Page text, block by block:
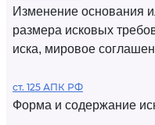
Изменение основания
размера исковых
иска, мировое
ст. 125 АПК РФ
Форма и содержание